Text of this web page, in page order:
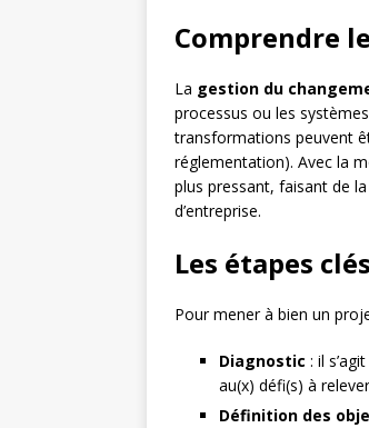
Comprendre
La gestion du
processus ou les
transformations peuvent
réglementation). Avec la
plus pressant, faisant de
d’entreprise.
Les étapes
Pour mener à bien un
Diagnostic : il
au(x) défi(s) à
Définition des